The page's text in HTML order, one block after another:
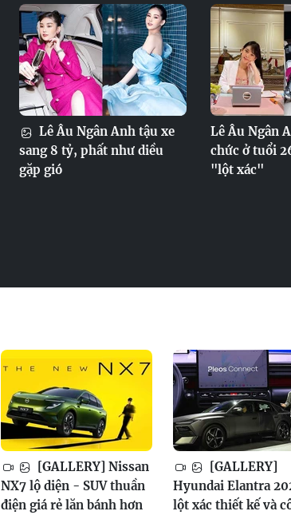
Lê Âu Ngân Anh tậu xe
sang 8 tỷ, phất như diều
gặp gió
Lê Âu Ngân
chức ở tuổi
"lột xác"
[GALLERY] Nissan
NX7 lộ diện - SUV thuần
điện giá rẻ lăn bánh hơn
[GALLERY]
Hyundai Elantra
lột xác thiết kế và